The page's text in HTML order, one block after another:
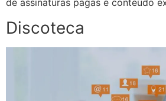
de assinaturas pagas e conteúdo
Discoteca